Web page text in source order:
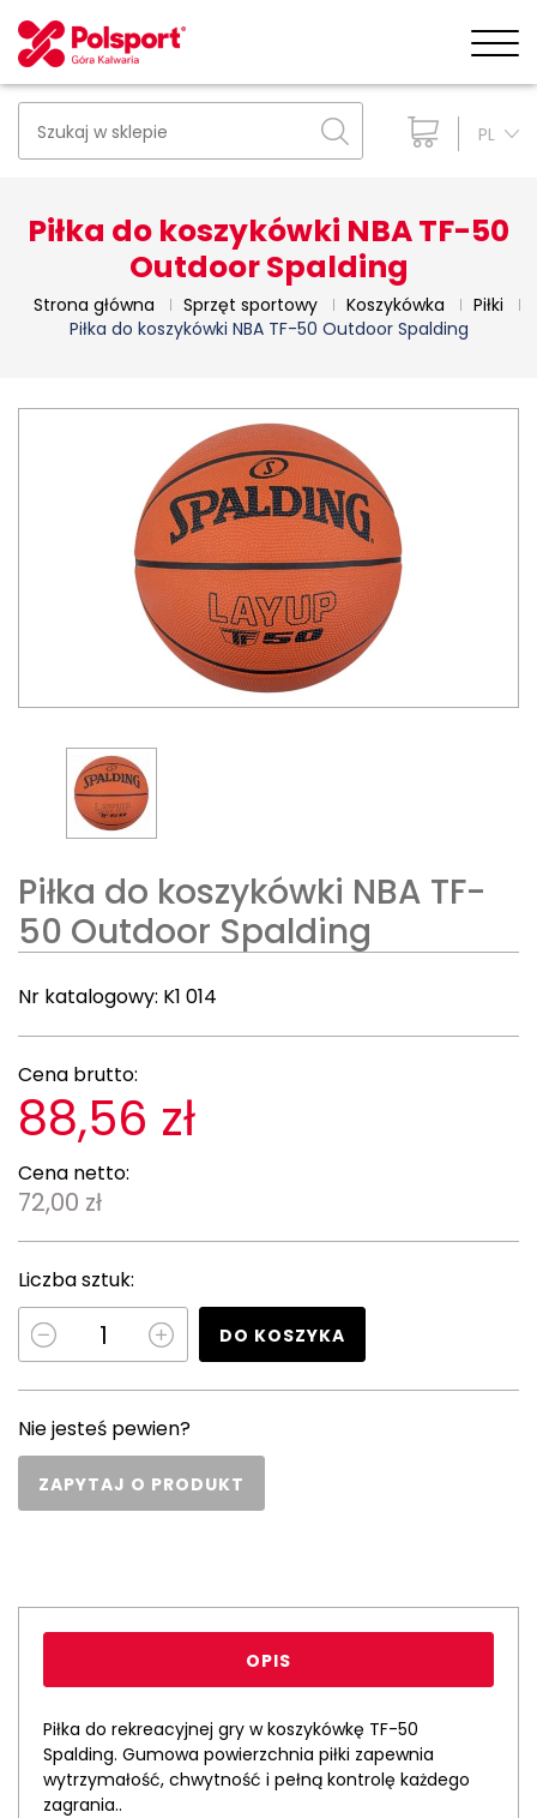
PL
Piłka do koszykówki NBA TF-50
Outdoor Spalding
Strona główna Sprzęt sportowy Koszykówka
Piłki
Piłka do koszykówki NBA TF-50 Outdoor Spalding
Piłka do koszykówki NBA TF-
50 Outdoor Spalding
Nr katalogowy: K1 014
Cena brutto:
88,56 zł
Cena netto:
72,00 zł
Liczba sztuk:
DO KOSZYKA
Nie jesteś pewien?
ZAPYTAJ O PRODUKT
OPIS
Piłka do rekreacyjnej gry w koszykówkę TF-50
Spalding. Gumowa powierzchnia piłki zapewnia
wytrzymałość, chwytność i pełną kontrolę każdego
zagrania..